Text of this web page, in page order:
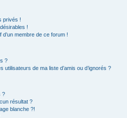
privés !
!
membre de ce forum !
?
de ma liste d’amis ou d’ignorés ?
?
résultat ?
blanche ?!